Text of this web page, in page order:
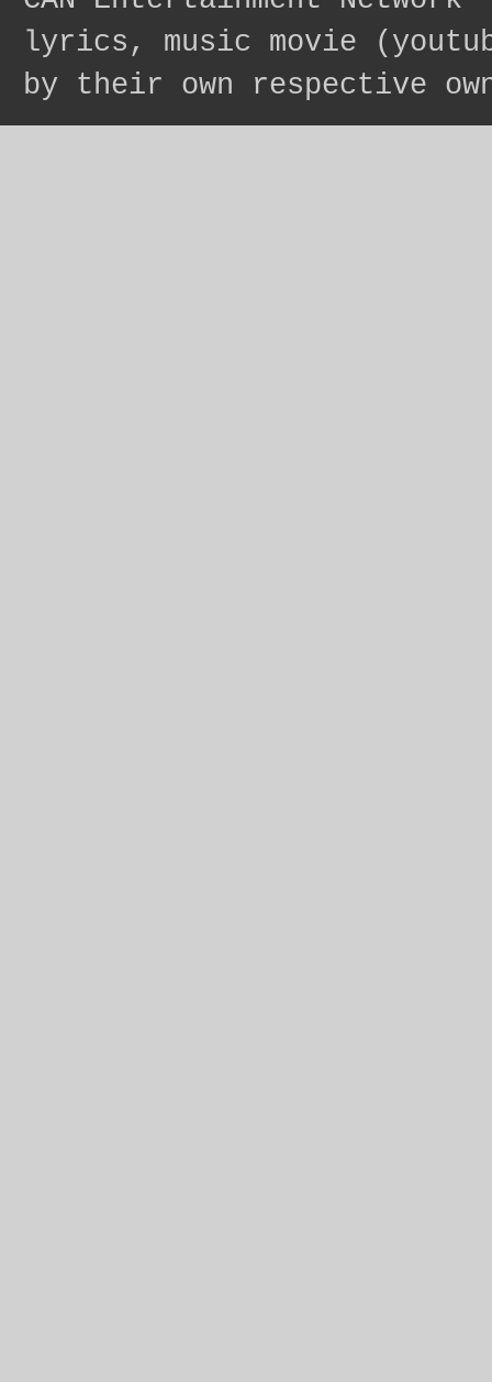
lyrics, music movie
by their own respective